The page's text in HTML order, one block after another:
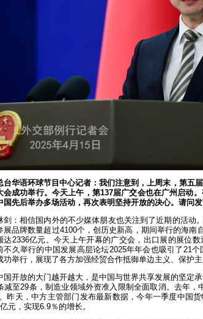
台华语环球节目中心记者：我们注意到，上周末，第五
会成功举行。今天上午，第137届广交会也在广州启动
国先后举办多场活动，再次表明坚持开放的决心。请问
剑：相信国内外的不少媒体朋友也关注到了近期的活动
展品牌数量超过4100个，创历史新高，期间举行的海南
达2336亿元。今天上午开幕的广交会，出口展的展位
不久举行的中国发展高层论坛2025年年会也吸引了21
功举行，展现了各方加强经贸合作抵御单边主义、保护主
国开放的大门越开越大，是中国与世界共享发展的坚定
减至29条，制造业领域外资准入限制全面取消。去年
昨天，中方主管部门发布最新数据，今年一季度中国
元，实现6.9％的增长。